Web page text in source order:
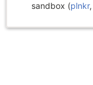
sandbox (plnkr,